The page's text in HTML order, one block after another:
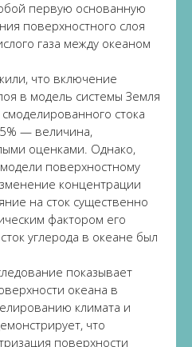
первую основанную
поверхностного слоя
газа между океаном
что включение
в модель системы Земля
стока
— величина,
оценками. Однако,
поверхностному
концентрации
на сток существенно
фактором его
углерода в океане был
показывает
океана в
климата и
что
поверхности